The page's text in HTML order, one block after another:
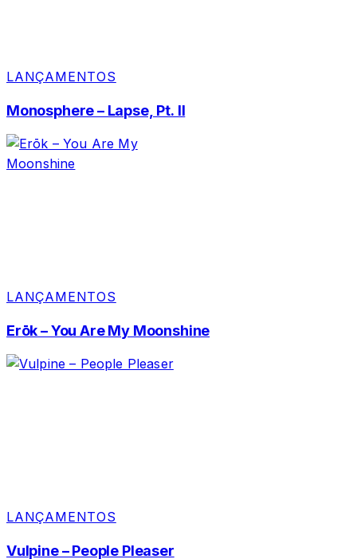
LANÇAMENTOS
Monosphere – Lapse, Pt. II
LANÇAMENTOS
Erōk – You Are My Moonshine
LANÇAMENTOS
Vulpine – People Pleaser